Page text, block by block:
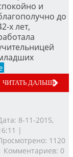
и
до
х лет,
ЧИТАТЬ ДАЛЬШЕ
8-11-2015,
|
1120
Комментариев: 0